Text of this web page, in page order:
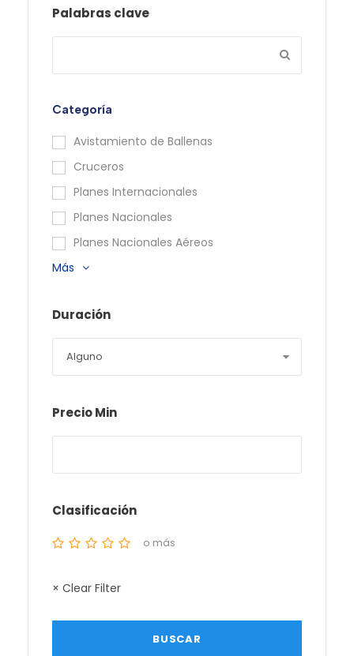
Palabras clave
Categoría
Avistamiento de Ballenas
Cruceros
Planes Internacionales
Planes Nacionales
Planes Nacionales Aéreos
Más
Duración
Precio Min
Clasificación
o más
× Clear Filter